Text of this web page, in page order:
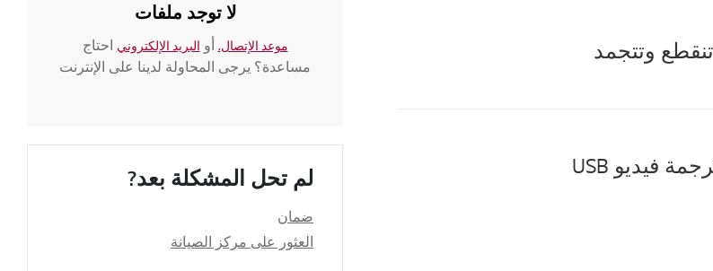
لا توجد ملفات
موعد الإتصال. أو البريد الإلكتروني احتاج
مساعدة؟ يرجى المحاولة لدينا على الإنترنت
لم تحل المشكلة بعد?
ضمان
العثور على مركز الصيانة